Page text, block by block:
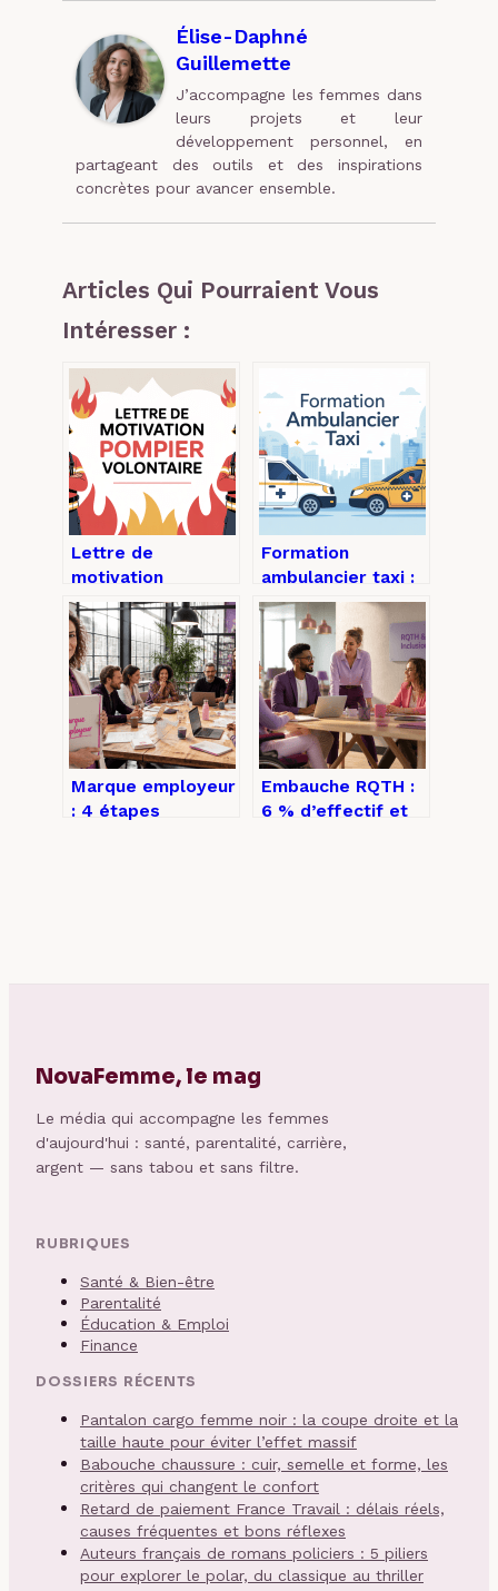
Élise-Daphné
Guillemette
J’accompagne les femmes dans
leurs projets et leur
développement personnel, en
partageant des outils et des inspirations
concrètes pour avancer ensemble.
Articles Qui Pourraient Vous
Intéresser :
Lettre de
motivation
pompier volontaire
: exemples,
conseils et
structure
Formation
ambulancier taxi :
parcours,
débouchés et
conseils pour se
lancer
Marque employeur
: 4 étapes
Embauche RQTH :
6 % d’effectif et
NovaFemme, le mag
Le média qui accompagne les femmes
d'aujourd'hui : santé, parentalité, carrière,
argent — sans tabou et sans filtre.
RUBRIQUES
Santé & Bien-être
Parentalité
Éducation & Emploi
Finance
DOSSIERS RÉCENTS
Pantalon cargo femme noir : la coupe droite et la
taille haute pour éviter l’effet massif
Babouche chaussure : cuir, semelle et forme, les
critères qui changent le confort
Retard de paiement France Travail : délais réels,
causes fréquentes et bons réflexes
Auteurs français de romans policiers : 5 piliers
pour explorer le polar, du classique au thriller